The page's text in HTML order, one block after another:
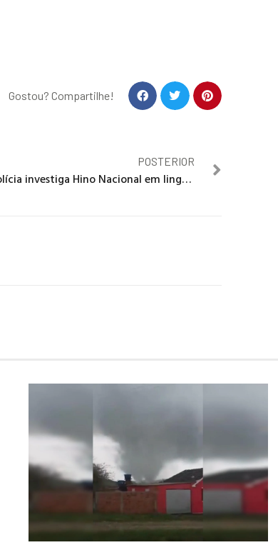
Gostou? Compartilhe!
POSTERIOR
Polícia investiga Hino Nacional em linguagem neutra em ato de Boulos